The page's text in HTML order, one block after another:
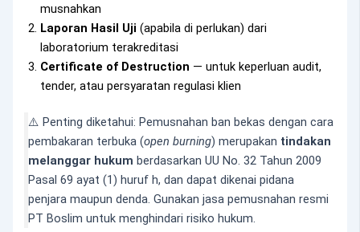
musnahkan
Laporan Hasil Uji (apabila di perlukan) dari
laboratorium terakreditasi
Certificate of Destruction — untuk keperluan audit,
tender, atau persyaratan regulasi klien
⚠️ Penting diketahui: Pemusnahan ban bekas dengan cara
pembakaran terbuka (open burning) merupakan tindakan
melanggar hukum berdasarkan UU No. 32 Tahun 2009
Pasal 69 ayat (1) huruf h, dan dapat dikenai pidana
penjara maupun denda. Gunakan jasa pemusnahan resmi
PT Boslim untuk menghindari risiko hukum.